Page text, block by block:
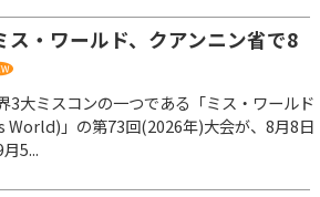
ス・ワールド、クアンニン省で8
3大ミスコンの一つである「ミス・ワールド
World)」の第73回(2026年)大会が、8月8日
5...